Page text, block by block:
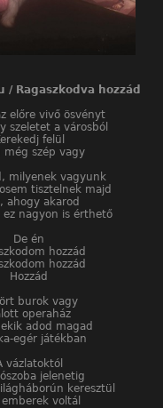
/ Ragaszkodva hozzád
előre vivő ösvényt
szeletet a városból
felül
még szép vagy
milyenek vagyunk
tisztelnek majd
ahogy akarod
ez nagyon is érthető
De én
hozzád
hozzád
Hozzád
burok vagy
operaház
adod magad
egér játékban
vázlatoktól
jelenetig
keresztül
emberek voltál